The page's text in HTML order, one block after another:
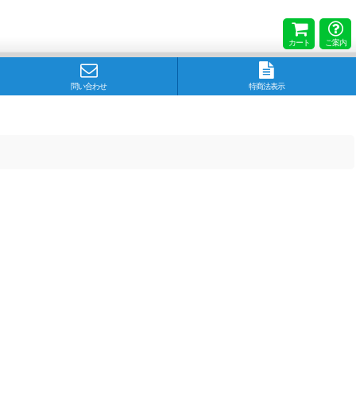
カート ご案内
問い合わせ 特商法表示